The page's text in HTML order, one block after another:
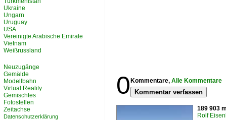
0 Kommentare, Alle Kommentare
Kommentar verfassen
189 903
Rolf
Ukraine
Ungarn
Uruguay
USA
Vereinigte Arabische Emirate
Vietnam
Weißrussland
Neuzugänge
Gemälde
Modellbahn
Virtual Reality
Gemischtes
Fotostellen
Zeitachse
Datenschutzerklärung